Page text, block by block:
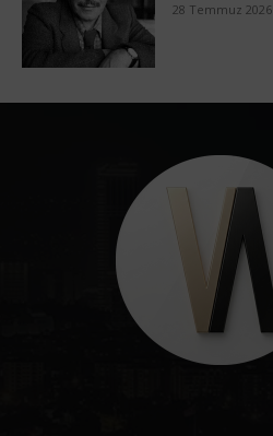
28 Temmuz 2026